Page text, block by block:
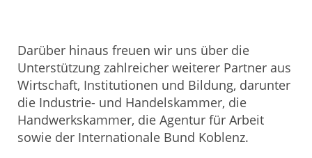
Darüber hinaus freuen wir uns über die
Unterstützung zahlreicher weiterer Partner aus
Wirtschaft, Institutionen und Bildung, darunter
die Industrie- und Handelskammer, die
Handwerkskammer, die Agentur für Arbeit
sowie der Internationale Bund Koblenz.